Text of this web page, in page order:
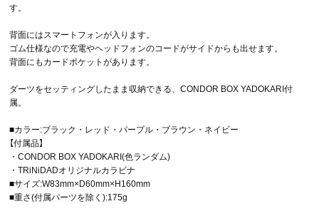
す。
背面にはスマートフォンが入ります。
ゴム仕様なので充電やヘッドフォンのコードがサイドからも出せます。
背面にもカードポケットがあります。
ダーツをセッティングしたまま収納できる、CONDOR BOX YADOKARI付
属。
■カラー:ブラック・レッド・パープル・ブラウン・ネイビー
【付属品】
・CONDOR BOX YADOKARI(色ランダム)
・TRiNiDADオリジナルカラビナ
■サイズ:W83mm×D60mm×H160mm
■重さ(付属パーツを除く):175g